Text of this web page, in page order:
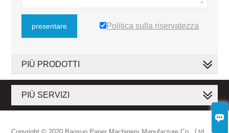

presentare Politica sulla riservatezza
PIÙ PRODOTTI
PIÙ SERVIZI